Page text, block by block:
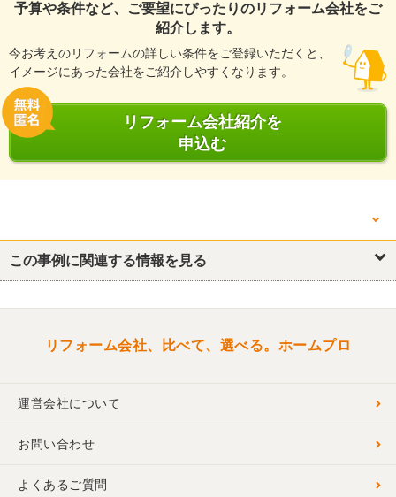
予算や条件など、ご要望にぴったりのリフォーム会社をご
紹介します。
今お考えのリフォームの詳しい条件をご登録いただくと、
イメージにあった会社をご紹介しやすくなります。
リフォーム会社紹介を
申込む
他の箇所を見る
リフォーム概要 浴室・ユニットバス トイレ
この事例に関連する情報を見る
リフォーム会社、比べて、選べる。ホームプロ
運営会社について
お問い合わせ
よくあるご質問